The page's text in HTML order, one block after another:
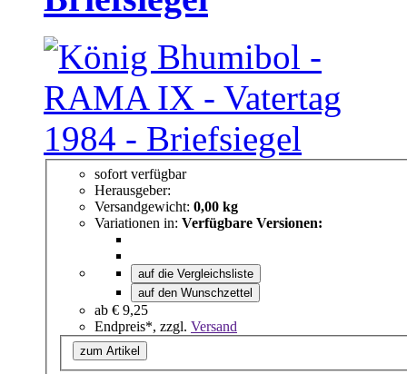
sofort verfügbar
Herausgeber:
Versandgewicht: 0,00 kg
Variationen in: Verfügbare Versionen:
auf die Vergleichsliste
auf den Wunschzettel
ab € 9,25
Endpreis*, zzgl. Versand
zum Artikel